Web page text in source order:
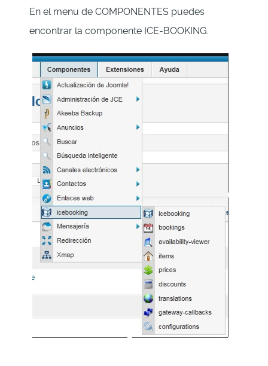
En el menu de COMPONENTES puedes
encontrar la componente ICE-BOOKING.